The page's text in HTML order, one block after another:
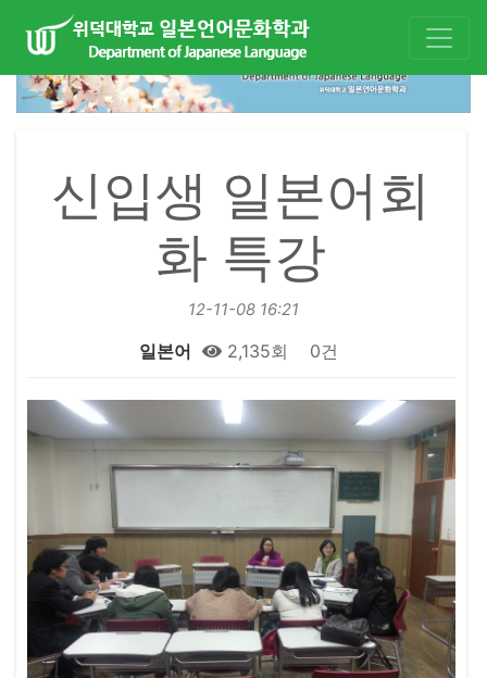
신입생 일본어회
화 특강
12-11-08 16:21
일본어 2,135회 0건
본문